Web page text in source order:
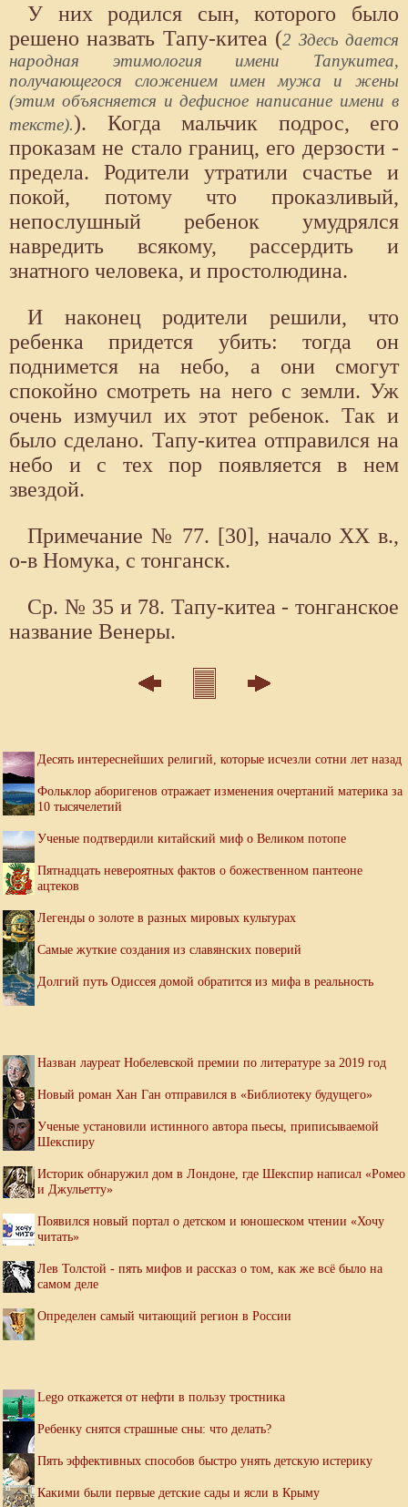
У них родился сын, которого было
решено назвать Тапу-китеа (2 Здесь дается
народная этимология имени Тапукитеа,
получающегося сложением имен мужа и жены
(этим объясняется и дефисное написание имени в
тексте).). Когда мальчик подрос, его
проказам не стало границ, его дерзости -
предела. Родители утратили счастье и
покой, потому что проказливый,
непослушный ребенок умудрялся
навредить всякому, рассердить и
знатного человека, и простолюдина.
И наконец родители решили, что
ребенка придется убить: тогда он
поднимется на небо, а они смогут
спокойно смотреть на него с земли. Уж
очень измучил их этот ребенок. Так и
было сделано. Тапу-китеа отправился на
небо и с тех пор появляется в нем
звездой.
Примечание № 77. [30], начало XX в.,
о-в Номука, с тонганск.
Ср. № 35 и 78. Тапу-китеа - тонганское
название Венеры.
Десять интереснейших религий, которые исчезли сотни лет назад
Фольклор аборигенов отражает изменения очертаний материка за
10 тысячелетий
Ученые подтвердили китайский миф о Великом потопе
Пятнадцать невероятных фактов о божественном пантеоне
ацтеков
Легенды о золоте в разных мировых культурах
Самые жуткие создания из славянских поверий
Долгий путь Одиссея домой обратится из мифа в реальность
Назван лауреат Нобелевской премии по литературе за 2019 год
Новый роман Хан Ган отправился в «Библиотеку будущего»
Ученые установили истинного автора пьесы, приписываемой
Шекспиру
Историк обнаружил дом в Лондоне, где Шекспир написал «Ромео
и Джульетту»
Появился новый портал о детском и юношеском чтении «Хочу
читать»
Лев Толстой - пять мифов и рассказ о том, как же всё было на
самом деле
Определен самый читающий регион в России
Lego откажется от нефти в пользу тростника
Ребенку снятся страшные сны: что делать?
Пять эффективных способов быстро унять детскую истерику
Какими были первые детские сады и ясли в Крыму